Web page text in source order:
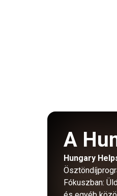
A
Hungary
Fókuszban: